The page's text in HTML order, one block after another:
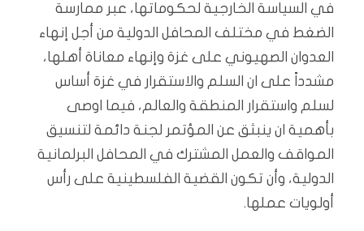
في السياسة الخارجية لحكوماتها، عبر ممارسة
الضغط في مختلف المحافل الدولية من أجل إنهاء
العدوان الصهيوني على غزة وإنهاء معاناة أهلها،
مشدداً على ان السلم والاستقرار في غزة أساس
لسلم واستقرار المنطقة والعالم، فيما اوصى
بأهمية ان ينبثق عن المؤتمر لجنة دائمة لتنسيق
المواقف والعمل المشترك في المحافل البرلمانية
الدولية، وأن تكون القضية الفلسطينية على رأس
أولويات عملها.